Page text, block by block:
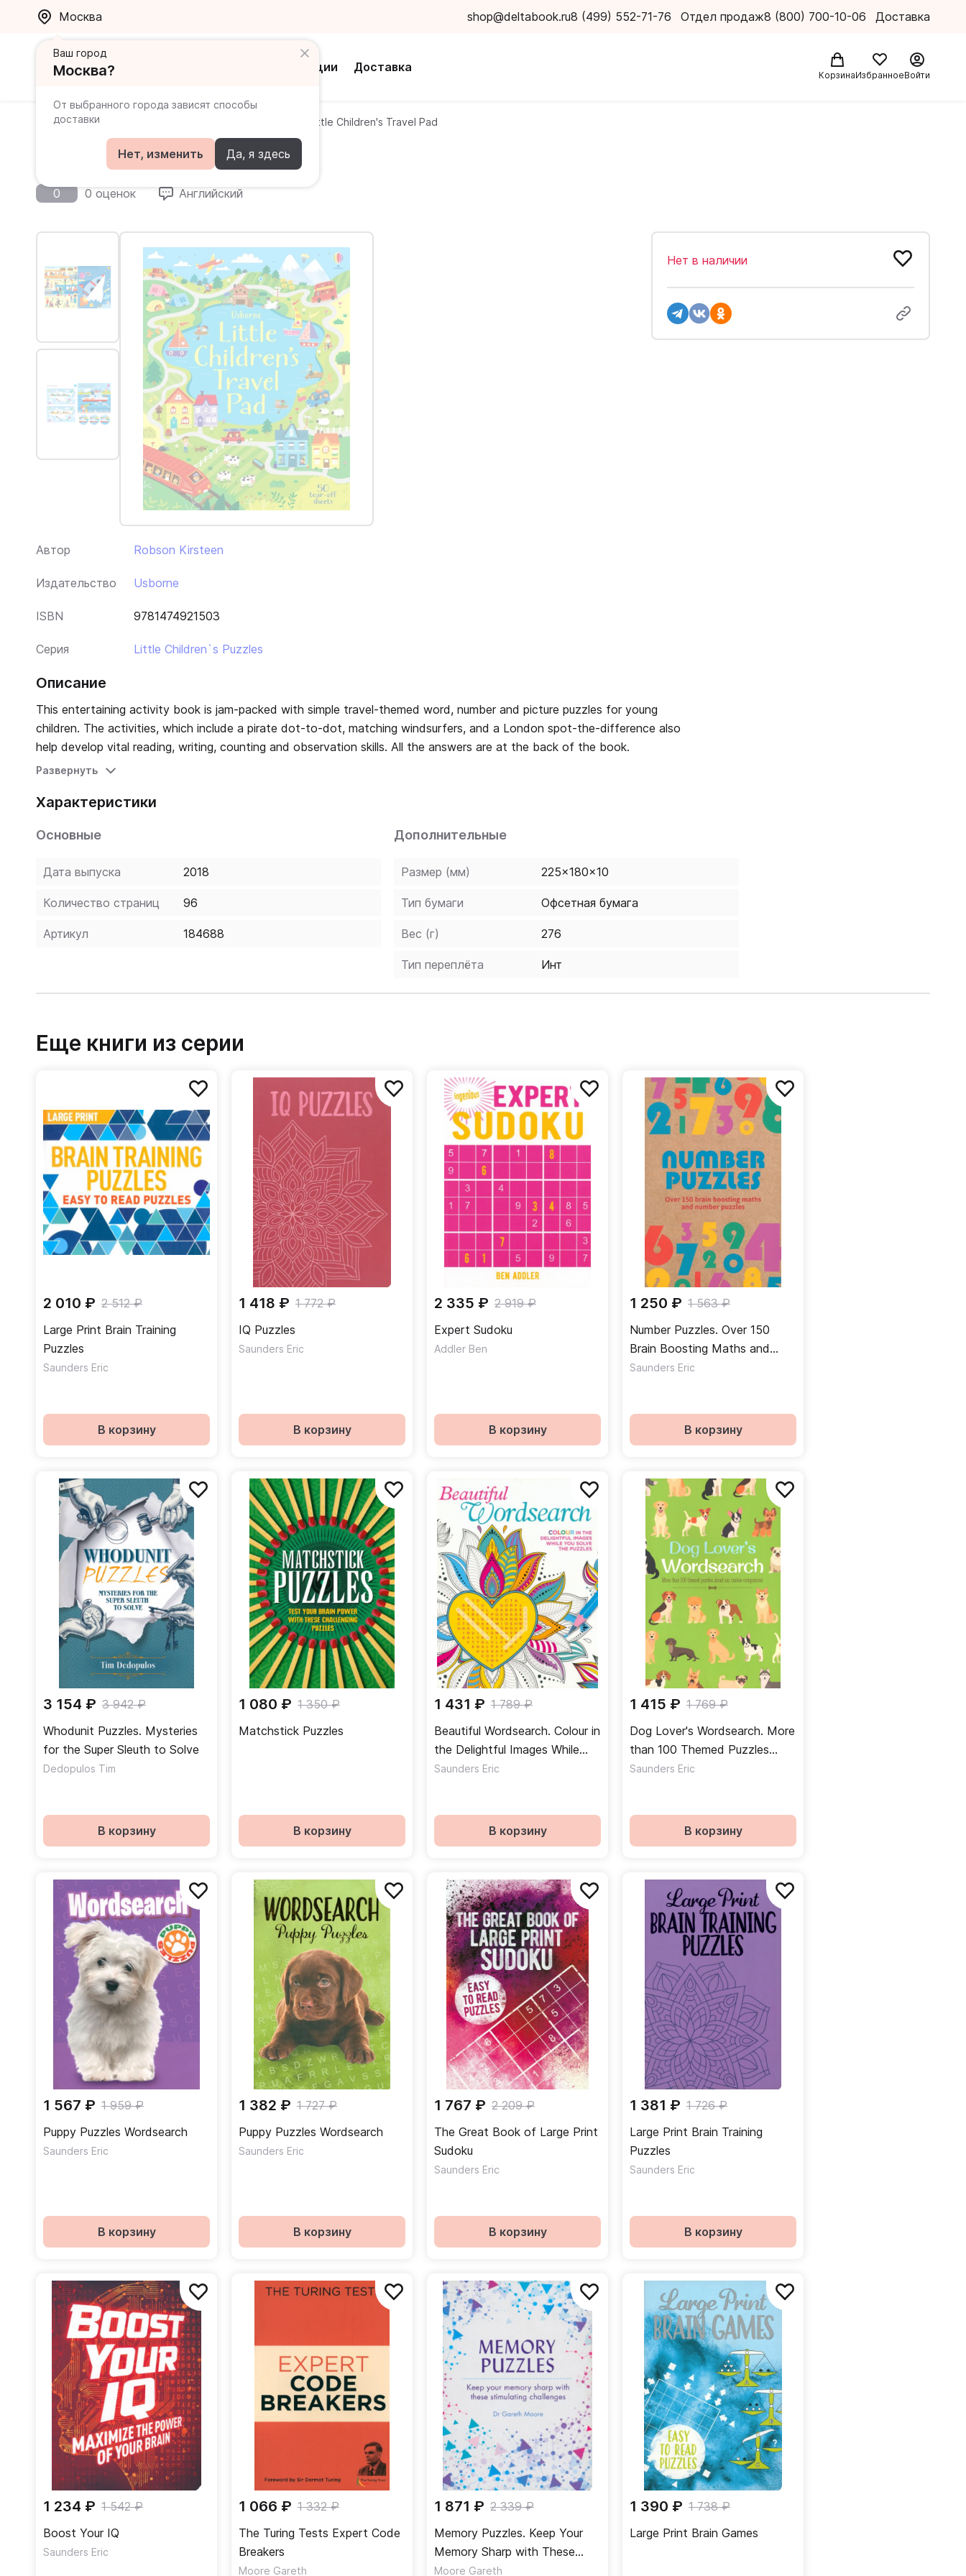
Москва shop@deltabook.ru8 (499) 552-71-76 Отдел продаж8 (800) 700-10-06 Доставка
Акции Доставка
КорзинаИзбранноеВойти
Ваш город
Москва?
От выбранного города зависят способы
доставки
Нет, изменить Да, я здесь
Главная Каталог Little Children's Travel Pad
Little Children's Travel Pad
0 0 оценок Английский
Автор Robson Kirsteen
Издательство Usborne
ISBN 9781474921503
Серия Little Children`s Puzzles
Нет в наличии
Описание
This entertaining activity book is jam-packed with simple travel-themed word, number and picture puzzles for young
children. The activities, which include a pirate dot-to-dot, matching windsurfers, and a London spot-the-difference also
help develop vital reading, writing, counting and observation skills. All the answers are at the back of the book.
Развернуть
Характеристики
Основные
Дата выпуска 2018
Количество страниц 96
Артикул 184688
Дополнительные
Размер (мм) 225x180x10
Тип бумаги Офсетная бумага
Вес (г) 276
Тип переплёта Инт
Еще книги из серии
2 010 ₽ 2 512 ₽
Large Print Brain Training
Puzzles
Saunders Eric
В корзину
1 418 ₽ 1 772 ₽
IQ Puzzles
Saunders Eric
В корзину
2 335 ₽ 2 919 ₽
Expert Sudoku
Addler Ben
В корзину
1 250 ₽ 1 563 ₽
Number Puzzles. Over 150
Brain Boosting Maths and
Number Puzzles
Saunders Eric
В корзину
3 154 ₽ 3 942 ₽
Whodunit Puzzles. Mysteries
for the Super Sleuth to Solve
Dedopulos Tim
В корзину
1 080 ₽ 1 350 ₽
Matchstick Puzzles
В корзину
1 431 ₽ 1 789 ₽
Beautiful Wordsearch. Colour in
the Delightful Images While
You Solve the Puzzles
Saunders Eric
В корзину
1 415 ₽ 1 769 ₽
Dog Lover's Wordsearch. More
than 100 Themed Puzzles
about our Canine Companions
Saunders Eric
В корзину
1 567 ₽ 1 959 ₽
Puppy Puzzles Wordsearch
Saunders Eric
В корзину
1 382 ₽ 1 727 ₽
Puppy Puzzles Wordsearch
Saunders Eric
В корзину
1 767 ₽ 2 209 ₽
The Great Book of Large Print
Sudoku
Saunders Eric
В корзину
1 381 ₽ 1 726 ₽
Large Print Brain Training
Puzzles
Saunders Eric
В корзину
1 234 ₽ 1 542 ₽
Boost Your IQ
Saunders Eric
1 066 ₽ 1 332 ₽
The Turing Tests Expert Code
Breakers
Moore Gareth
1 871 ₽ 2 339 ₽
Memory Puzzles. Keep Your
Memory Sharp with These
Stimulating Challenges
Moore Gareth
1 390 ₽ 1 738 ₽
Large Print Brain Games